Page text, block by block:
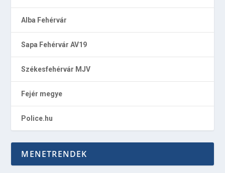
Alba Fehérvár
Sapa Fehérvár AV19
Székesfehérvár MJV
Fejér megye
Police.hu
MENETRENDEK